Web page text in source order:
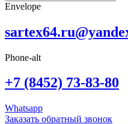
Envelope
Phone-alt
+7 (8452) 73-83-80
Whatsapp
Заказать обратный звонок